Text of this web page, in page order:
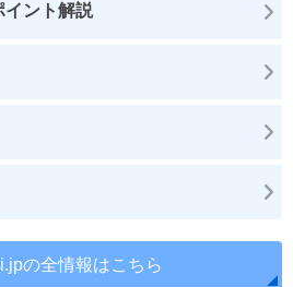
イント解説
の全情報はこちら